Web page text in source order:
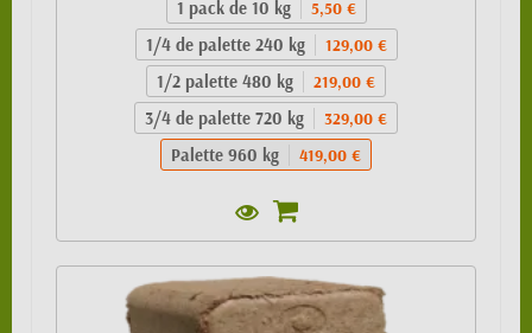
1 pack de 10 kg 5,50 €
1/4 de palette 240 kg 129,00 €
1/2 palette 480 kg 219,00 €
3/4 de palette 720 kg 329,00 €
Palette 960 kg 419,00 €